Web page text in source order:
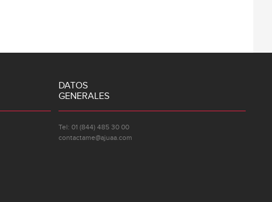
DATOS
GENERALES
Tel: 01 (844) 485 30 00
contactame@ajuaa.com